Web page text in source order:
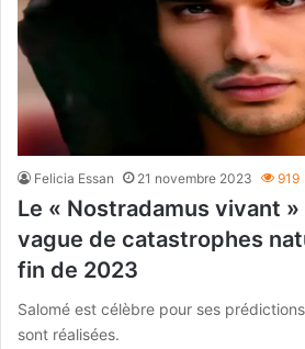
Felicia Essan 21 novembre 2023 919
Le « Nostradamus vivant
vague de catastrophes
fin de 2023
Salomé est célèbre pour ses
sont réalisées.